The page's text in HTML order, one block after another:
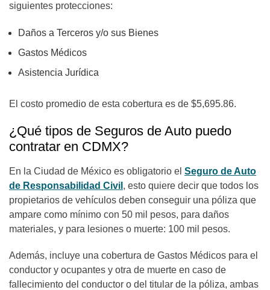
siguientes protecciones:
Daños a Terceros y/o sus Bienes
Gastos Médicos
Asistencia Jurídica
El costo promedio de esta cobertura es de $5,695.86.
¿Qué tipos de Seguros de Auto puedo
contratar en CDMX?
En la Ciudad de México es obligatorio el Seguro de Auto
de Responsabilidad Civil , esto quiere decir que todos los
propietarios de vehículos deben conseguir una póliza que
ampare como mínimo con 50 mil pesos, para daños
materiales, y para lesiones o muerte: 100 mil pesos.
Además, incluye una cobertura de Gastos Médicos para el
conductor y ocupantes y otra de muerte en caso de
fallecimiento del conductor o del titular de la póliza, ambas